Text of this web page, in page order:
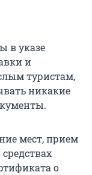
в указе
и
туристам,
никакие
мест, прием
о